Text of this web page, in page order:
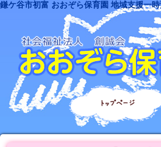
鎌ケ谷市初富 おおぞら保育園 地域支援一
トップページ